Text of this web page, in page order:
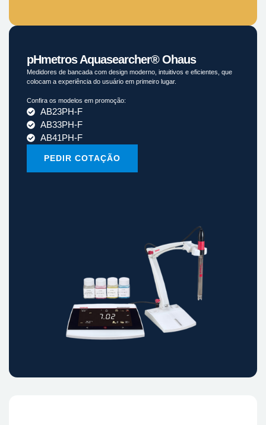
pHmetros Aquasearcher® Ohaus
Medidores de bancada com design moderno, intuitivos e eficientes, que
colocam a experiência do usuário em primeiro lugar.
Confira os modelos em promoção:
AB23PH-F
AB33PH-F
AB41PH-F
PEDIR COTAÇÃO